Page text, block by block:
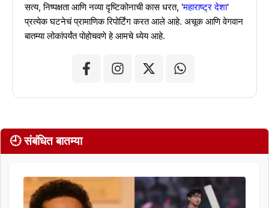
सत्य, निष्पक्षता आणि नव्या दृष्टिकोनाची कास धरत, 'महाराष्ट्र देशा'
प्रत्येक घटनेचं प्रामाणिक रिपोर्टिंग करत आले आहे. अचूक आणि वेगवान
बातम्या लोकांपर्यंत पोहोचवणे हे आमचे ध्येय आहे.
🕘 संबंधित बातम्या